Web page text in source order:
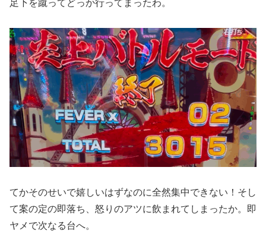
足下を蹴ってどっか行ってまったわ。
てかそのせいで嬉しいはずなのに全然集中できない！そし
て案の定の即落ち、怒りのアツに飲まれてしまったか。即
ヤメで次なる台へ。